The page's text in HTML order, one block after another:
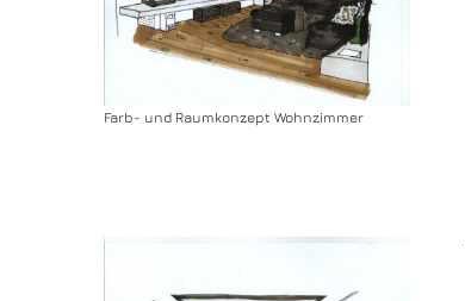
Farb- und Raumkonzept Wohnzimmer